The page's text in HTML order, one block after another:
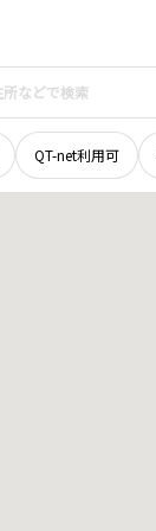
QT-net利用可